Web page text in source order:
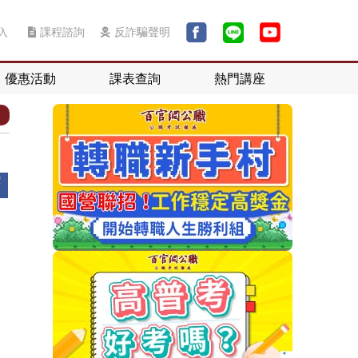
課程諮詢 反詐騙聲明
優惠活動 課表查詢 熱門講座